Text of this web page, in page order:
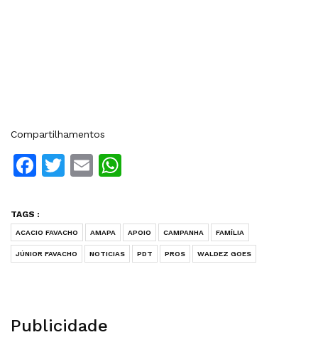
Compartilhamentos
Facebook
Twitter
Email
TAGS :
ACACIO FAVACHO AMAPA APOIO CAMPANHA FAMÍLIA
JÚNIOR FAVACHO NOTICIAS PDT PROS WALDEZ GOES
Publicidade